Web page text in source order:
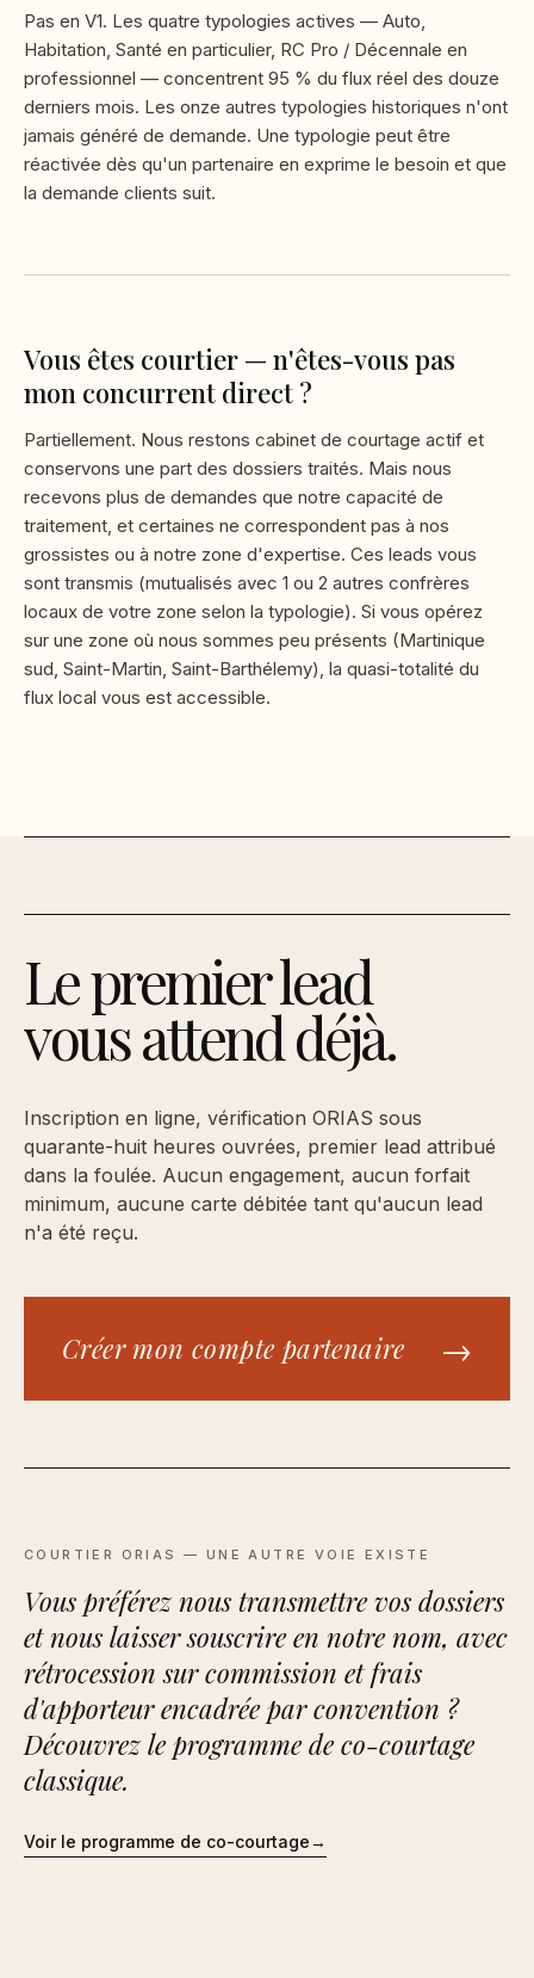
Pas en V1. Les quatre typologies actives — Auto,
Habitation, Santé en particulier, RC Pro / Décennale en
professionnel — concentrent 95 % du flux réel des douze
derniers mois. Les onze autres typologies historiques n'ont
jamais généré de demande. Une typologie peut être
réactivée dès qu'un partenaire en exprime le besoin et que
la demande clients suit.
Vous êtes courtier — n'êtes-vous pas
mon concurrent direct ?
Partiellement. Nous restons cabinet de courtage actif et
conservons une part des dossiers traités. Mais nous
recevons plus de demandes que notre capacité de
traitement, et certaines ne correspondent pas à nos
grossistes ou à notre zone d'expertise. Ces leads vous
sont transmis (mutualisés avec 1 ou 2 autres confrères
locaux de votre zone selon la typologie). Si vous opérez
sur une zone où nous sommes peu présents (Martinique
sud, Saint-Martin, Saint-Barthélemy), la quasi-totalité du
flux local vous est accessible.
Le premier lead
vous attend déjà.
Inscription en ligne, vérification ORIAS sous
quarante-huit heures ouvrées, premier lead attribué
dans la foulée. Aucun engagement, aucun forfait
minimum, aucune carte débitée tant qu'aucun lead
n'a été reçu.
Créer mon compte partenaire →
COURTIER ORIAS — UNE AUTRE VOIE EXISTE
Vous préférez nous transmettre vos dossiers
et nous laisser souscrire en notre nom, avec
rétrocession sur commission et frais
d'apporteur encadrée par convention ?
Découvrez le programme de co-courtage
classique.
Voir le programme de co-courtage→